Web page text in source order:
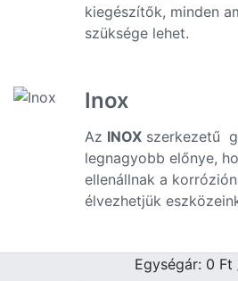
kiegészítők, minden
szüksége lehet.
Inox
Az INOX szerkezetű
legnagyobb előnye,
ellenállnak a
élvezhetjük
Egységár: 0 Ft